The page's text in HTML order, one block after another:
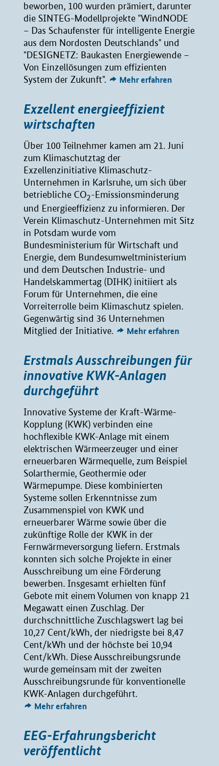
beworben, 100 wurden prämiert, darunter
die SINTEG-Modellprojekte "WindNODE
– Das Schaufenster für intelligente Energie
aus dem Nordosten Deutschlands" und
"DESIGNETZ: Baukasten Energiewende –
Von Einzellösungen zum effizienten
System der Zukunft".
Mehr erfahren
Exzellent energieeffizient
wirtschaften
Über 100 Teilnehmer kamen am 21. Juni
zum Klimaschutztag der
Exzellenzinitiative Klimaschutz-
Unternehmen in Karlsruhe, um sich über
betriebliche CO2-Emissionsminderung
und Energieeffizienz zu informieren. Der
Verein Klimaschutz-Unternehmen mit Sitz
in Potsdam wurde vom
Bundesministerium für Wirtschaft und
Energie, dem Bundesumweltministerium
und dem Deutschen Industrie- und
Handelskammertag (DIHK) initiiert als
Forum für Unternehmen, die eine
Vorreiterrolle beim Klimaschutz spielen.
Gegenwärtig sind 36 Unternehmen
Mitglied der Initiative.
Mehr erfahren
Erstmals Ausschreibungen für
innovative KWK-Anlagen
durchgeführt
Innovative Systeme der Kraft-Wärme-
Kopplung (KWK) verbinden eine
hochflexible KWK-Anlage mit einem
elektrischen Wärmeerzeuger und einer
erneuerbaren Wärmequelle, zum Beispiel
Solarthermie, Geothermie oder
Wärmepumpe. Diese kombinierten
Systeme sollen Erkenntnisse zum
Zusammenspiel von KWK und
erneuerbarer Wärme sowie über die
zukünftige Rolle der KWK in der
Fernwärmeversorgung liefern. Erstmals
konnten sich solche Projekte in einer
Ausschreibung um eine Förderung
bewerben. Insgesamt erhielten fünf
Gebote mit einem Volumen von knapp 21
Megawatt einen Zuschlag. Der
durchschnittliche Zuschlagswert lag bei
10,27 Cent/kWh, der niedrigste bei 8,47
Cent/kWh und der höchste bei 10,94
Cent/kWh. Diese Ausschreibungsrunde
wurde gemeinsam mit der zweiten
Ausschreibungsrunde für konventionelle
KWK-Anlagen durchgeführt.
Mehr erfahren
EEG-Erfahrungsbericht
veröffentlicht